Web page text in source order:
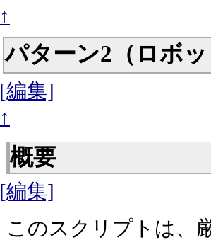
↑
パターン2（ロボ
[編集]
↑
概要
[編集]
このスクリプトは、